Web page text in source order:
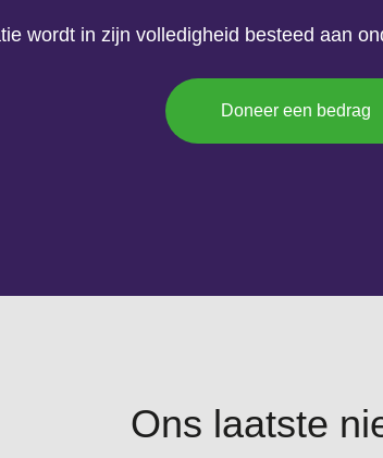
wordt in zijn volledigheid besteed aan
Doneer een bedrag
Ons laatste